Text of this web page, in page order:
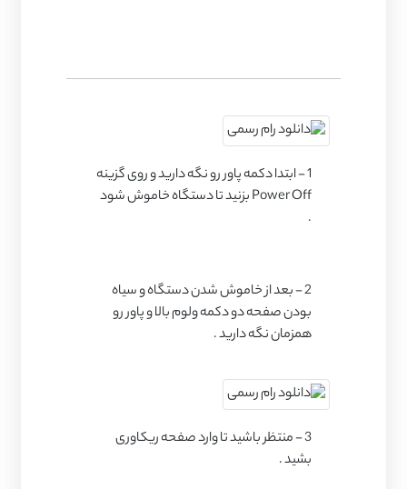
1 - ابتدا دکمه پاور رو نگه دارید و روی گزینه
Power Off بزنید تا دستگاه خاموش شود
.
2 - بعد از خاموش شدن دستگاه و سیاه
بودن صفحه دو دکمه ولوم بالا و پاور رو
همزمان نگه دارید .
3 - منتظر باشید تا وارد صفحه ریکاوری
بشید .